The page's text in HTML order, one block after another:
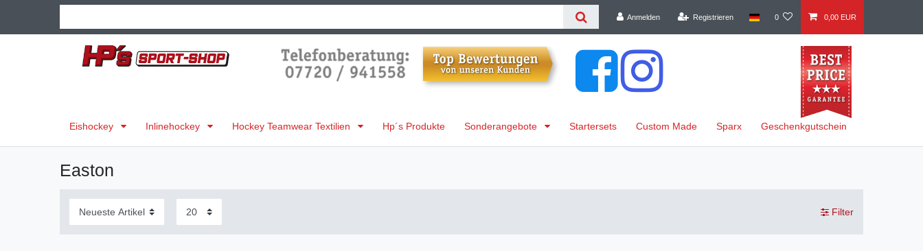
Anmelden Registrieren 0 0,00 EUR
Eishockey Inlinehockey Hockey Teamwear Textilien Hp´s Produkte Sonderangebote Startersets Custom Made Sparx Geschenkgutschein
Easton
Filter